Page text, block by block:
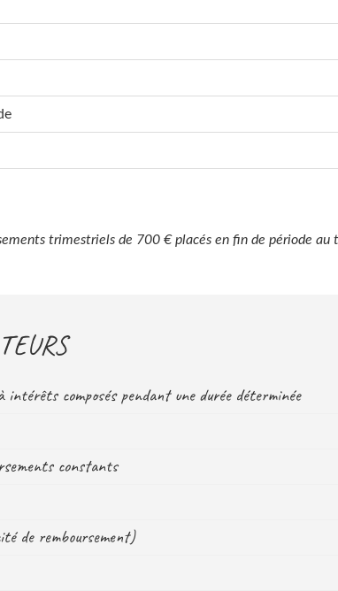
trimestriels de 700 € placés en fin de période au
composés pendant une durée déterminée
constants
de remboursement)